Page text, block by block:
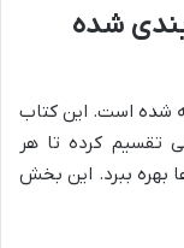
بندی شده
شده است. این کتاب
تقسیم کرده تا هر
بهره ببرد. این بخش